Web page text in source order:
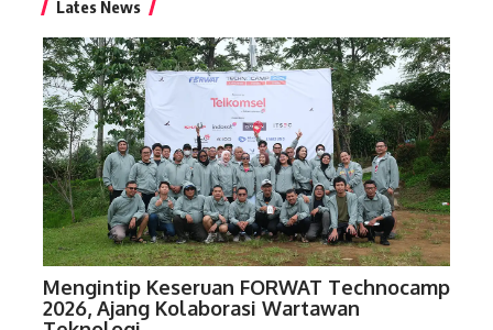
Lates News
Mengintip Keseruan FORWAT Technocamp
2026, Ajang Kolaborasi Wartawan